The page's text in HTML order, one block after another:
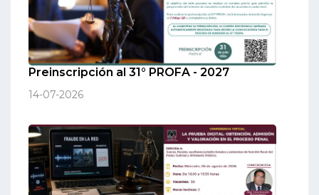
Preinscripción al 31° PROFA - 2027
14-07-2026